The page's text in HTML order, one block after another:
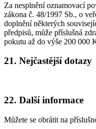
Za nesplnění oznamovací
zákona č. 48/1997 Sb., o
doplnění některých
předpisů, může příslušná
pokutu až do výše 200 000
21. Nejčastější dotazy
22. Další informace
Můžete se obrátit na